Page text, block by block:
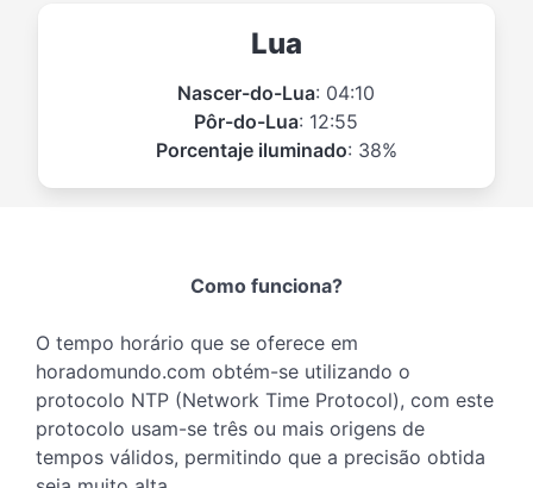
Lua
Nascer-do-Lua: 04:10
Pôr-do-Lua: 12:55
Porcentaje iluminado: 38%
Como funciona?
O tempo horário que se oferece em
horadomundo.com obtém-se utilizando o
protocolo NTP (Network Time Protocol), com este
protocolo usam-se três ou mais origens de
tempos válidos, permitindo que a precisão obtida